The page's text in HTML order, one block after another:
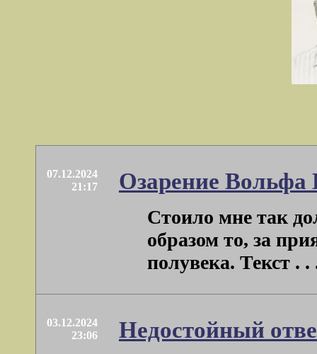
07.12.2024
21:17
Озарение
Стоило мне так
образом то, за
полувека. Текст . .
03.12.2024
23:06
Недостойный